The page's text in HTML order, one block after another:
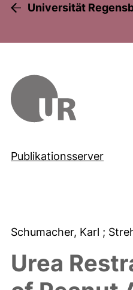
Universität
Publikationsserver
Schumacher, Karl ;
Urea